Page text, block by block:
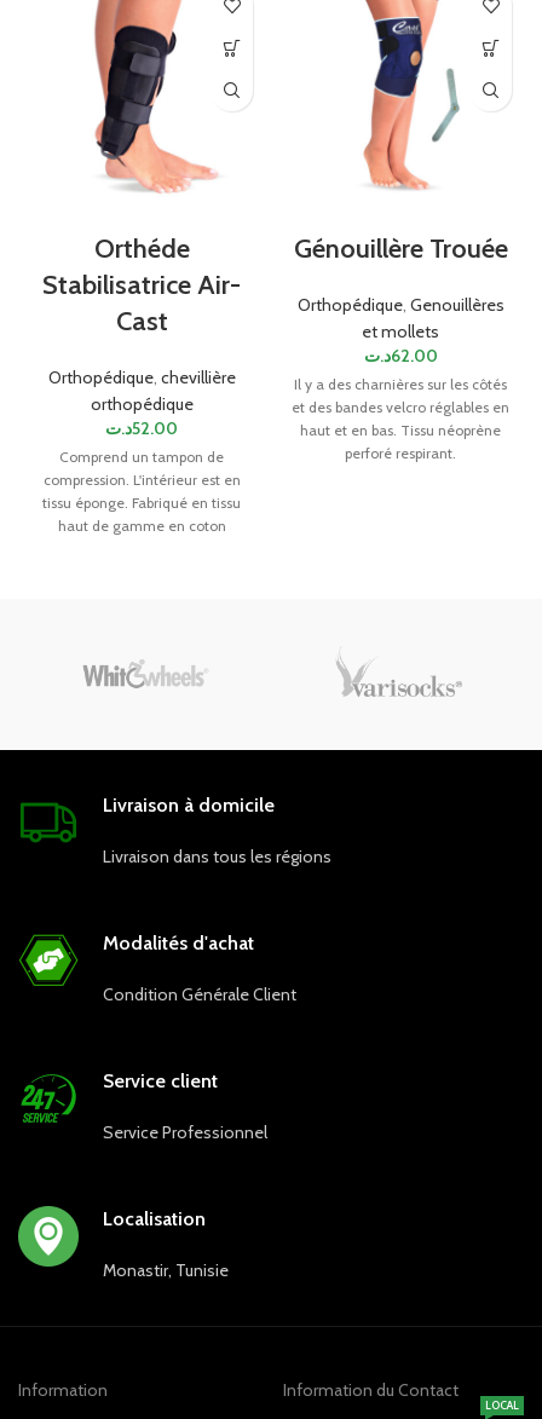
Orthéde
Stabilisatrice Air-
Cast
Orthopédique, chevillière
orthopédique
52.00د.ت
Comprend un tampon de
compression. L'intérieur est en
tissu éponge. Fabriqué en tissu
haut de gamme en coton
Génouillère Trouée
Orthopédique, Genouillères
et mollets
62.00د.ت
Il y a des charnières sur les côtés
et des bandes velcro réglables en
haut et en bas. Tissu néoprène
perforé respirant.
Livraison à domicile
Livraison dans tous les régions
Modalités d'achat
Condition Générale Client
Service client
Service Professionnel
Localisation
Monastir, Tunisie
Information
Information du Contact
LOCAL